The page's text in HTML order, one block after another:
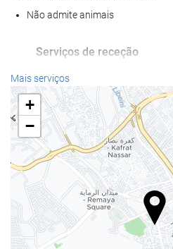
Não admite animais
Serviços de receção
Recepção disponível 24 horas
Sala para bagagem
Parque de estacionamento
Parque de estacionamento
Internet
Wi-Fi gratuito
Mais serviços
+
−